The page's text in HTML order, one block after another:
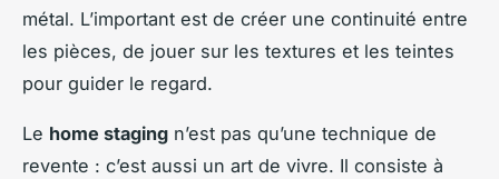
métal. L’important est de créer une continuité entre
les pièces, de jouer sur les textures et les teintes
pour guider le regard.
Le home staging n’est pas qu’une technique de
revente : c’est aussi un art de vivre. Il consiste à